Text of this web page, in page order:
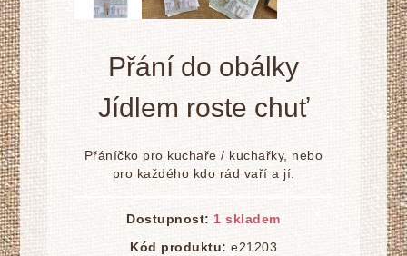
Přání do obálky
Jídlem roste chuť
Přáníčko pro kuchaře / kuchařky, nebo
pro každého kdo rád vaří a jí.
Dostupnost: 1 skladem
Kód produktu: e21203